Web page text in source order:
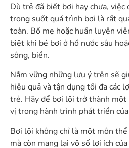
Dù trẻ đã biết bơi hay chưa,
trong suốt quá trình bơi là rất
toàn. Bố mẹ hoặc huấn luyện
biệt khi bé bơi ở hồ nước sâu
sông, biển.
Nắm vững những lưu ý trên sẽ
hiệu quả và tận dụng tối đa các
trẻ. Hãy để bơi lội trở thành một
vị trong hành trình phát triển
Bơi lội không chỉ là một môn
mà còn mang lại vô số lợi ích